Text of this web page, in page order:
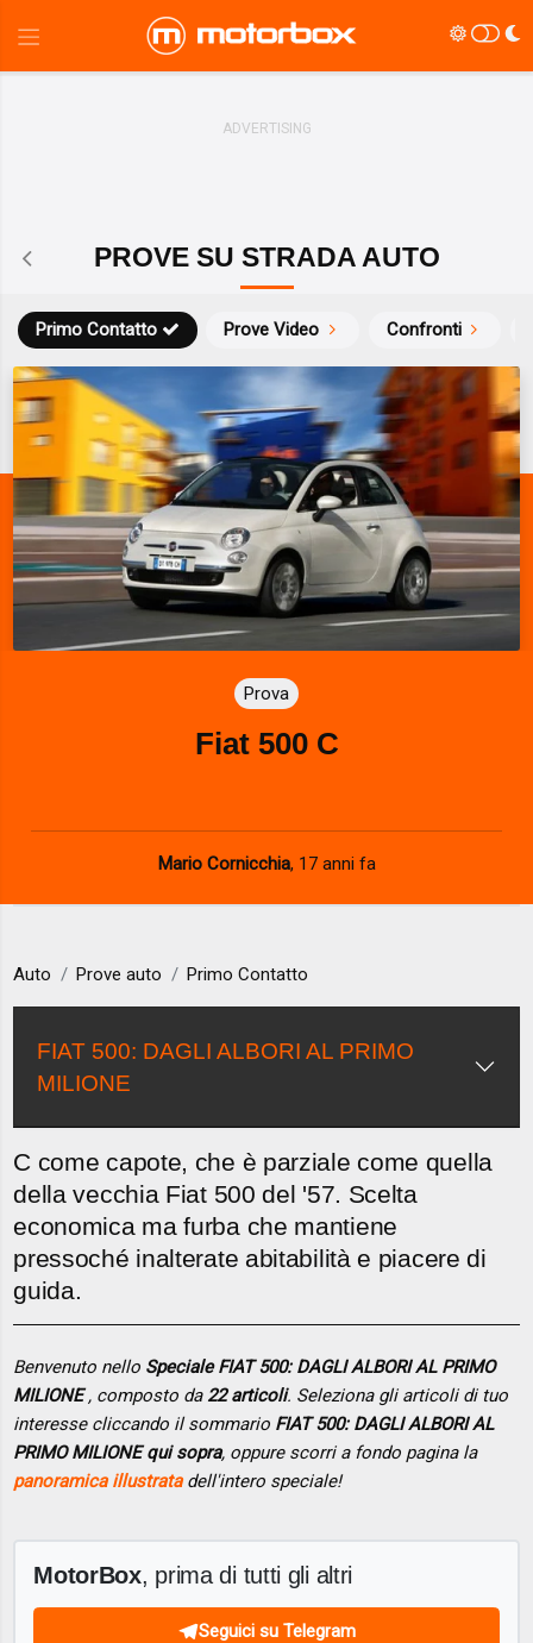
PROVE SU STRADA AUTO
Prove Video Confronti
Primo Contatto
Prova
Fiat 500 C
Mario Cornicchia, 17 anni fa
Auto Prove auto Primo Contatto
FIAT 500: DAGLI ALBORI AL PRIMO
MILIONE
C come capote, che è parziale come quella
della vecchia Fiat 500 del '57. Scelta
economica ma furba che mantiene
pressoché inalterate abitabilità e piacere di
guida.
Benvenuto nello Speciale FIAT 500: DAGLI ALBORI AL PRIMO
MILIONE, composto da 22 articoli. Seleziona gli articoli di tuo
interesse cliccando il sommario FIAT 500: DAGLI ALBORI AL
PRIMO MILIONE qui sopra, oppure scorri a fondo pagina la
panoramica illustratadell'intero speciale!
MotorBox, prima di tutti gli altri
Seguici su Telegram